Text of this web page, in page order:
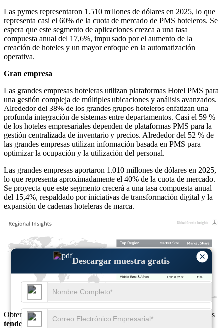
×
Descargar muestra gratis
Las pymes representaron 1.510 millones de dólares en 2025, lo que
representa casi el 60% de la cuota de mercado de PMS hoteleros. Se
espera que este segmento de aplicaciones crezca a una tasa
compuesta anual del 17,6%, impulsado por el aumento de la
creación de hoteles y un mayor enfoque en la automatización
operativa.
Gran empresa
Las grandes empresas hoteleras utilizan plataformas Hotel PMS para
una gestión compleja de múltiples ubicaciones y análisis avanzados.
Alrededor del 38% de los grandes grupos hoteleros enfatizan una
profunda integración de sistemas entre departamentos. Casi el 59 %
de los hoteles empresariales dependen de plataformas PMS para la
gestión centralizada de inventario y precios. Alrededor del 52 % de
las grandes empresas utilizan información basada en PMS para
optimizar la ocupación y la utilización del personal.
Las grandes empresas aportaron 1.010 millones de dólares en 2025,
lo que representa aproximadamente el 40% de la cuota de mercado.
Se proyecta que este segmento crecerá a una tasa compuesta anual
del 15,4%, respaldado por iniciativas de transformación digital y la
expansión de cadenas hoteleras de marca.
11%
USD 0.32 Bn
28%
USD 0.82 Bn
36%
Obtenga información completa sobre el tamaño del mercado
y las
tendencias de crecimiento